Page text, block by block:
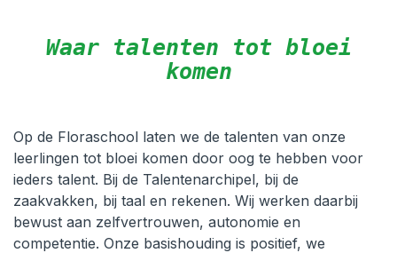
Vacatures
Ik zoek een school
Waar talenten tot bloei
komen
Op de Floraschool laten we de talenten van onze
leerlingen tot bloei komen door oog te hebben voor
ieders talent. Bij de Talentenarchipel, bij de
zaakvakken, bij taal en rekenen. Wij werken daarbij
bewust aan zelfvertrouwen, autonomie en
competentie. Onze basishouding is positief, we